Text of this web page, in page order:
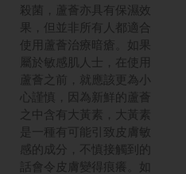
殺菌，蘆薈亦具有保濕效
果，但並非所有人都適合
使用蘆薈治療暗瘡。如果
屬於敏感肌人士，在使用
蘆薈之前，就應該更為小
心謹慎，因為新鮮的蘆薈
之中含有大黃素，大黃素
是一種有可能引致皮膚敏
感的成分，不慎接觸到的
話會令皮膚變得痕癢。如